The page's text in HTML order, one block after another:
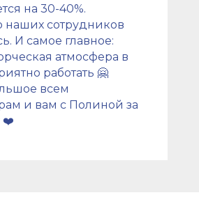
на 30-40%.
наших сотрудников
И самое главное:
атмосфера в
работать 🤗
всем
и вам с Полиной за
❤️